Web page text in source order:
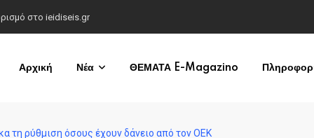
στο ieidiseis.gr
Αρχική Νέα ΘΕΜΑΤΑ E-Magazino
τη ρύθμιση όσους έχουν δάνειο από τον ΟΕΚ